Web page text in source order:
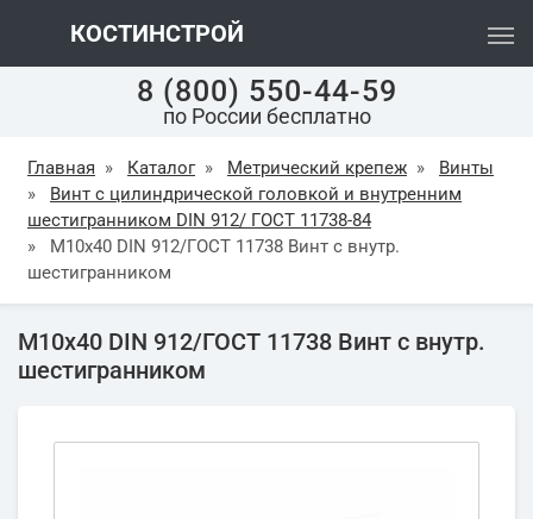
КОСТИНСТРОЙ
8 (800) 550-44-59
по России бесплатно
Главная » Каталог » Метрический крепеж »
Винты
»
Винт с цилиндрической головкой и внутренним
шестигранником DIN 912/ ГОСТ 11738-84
»
М10х40 DIN 912/ГОСТ 11738 Винт с внутр.
шестигранником
М10х40 DIN 912/ГОСТ 11738 Винт с внутр.
шестигранником